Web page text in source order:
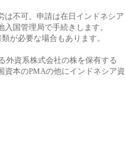
は不可。申請は在日インドネシア
国管理局で手続きします。
が必要な場合もあります。
外資系株式会社の株を保有する
資本のPMAの他にインドネシア資